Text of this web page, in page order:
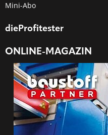
Mini-Abo
dieProfitester
ONLINE-MAGAZIN